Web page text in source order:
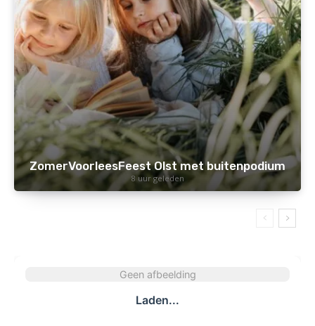
ZomerVoorleesFeest Olst met buitenpodium
8 uur geleden
Geen afbeelding
Laden...